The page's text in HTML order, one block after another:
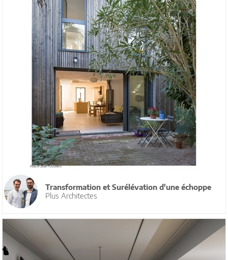
Transformation et Surélévation d'une échoppe
Plus Architectes